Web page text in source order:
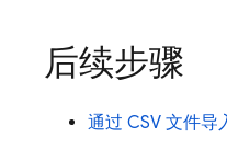
后续步骤
通过 CSV 文件导